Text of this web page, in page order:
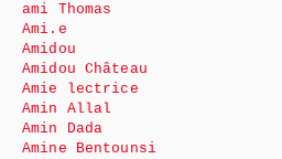
ami Thomas
Ami.e
Amidou
Amidou Château
Amie lectrice
Amin Allal
Amin Dada
Amine Bentounsi